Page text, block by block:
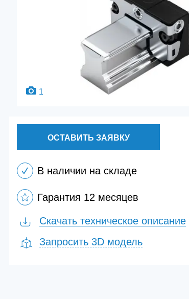
1
ОСТАВИТЬ ЗАЯВКУ
В наличии на складе
Гарантия 12 месяцев
Скачать техническое описание
Запросить 3D модель